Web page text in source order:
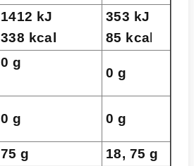
1412 kJ
338 kcal
353 kJ
85 kca
0 g
0 g
0 g 0 g
75 g
18, 75 g